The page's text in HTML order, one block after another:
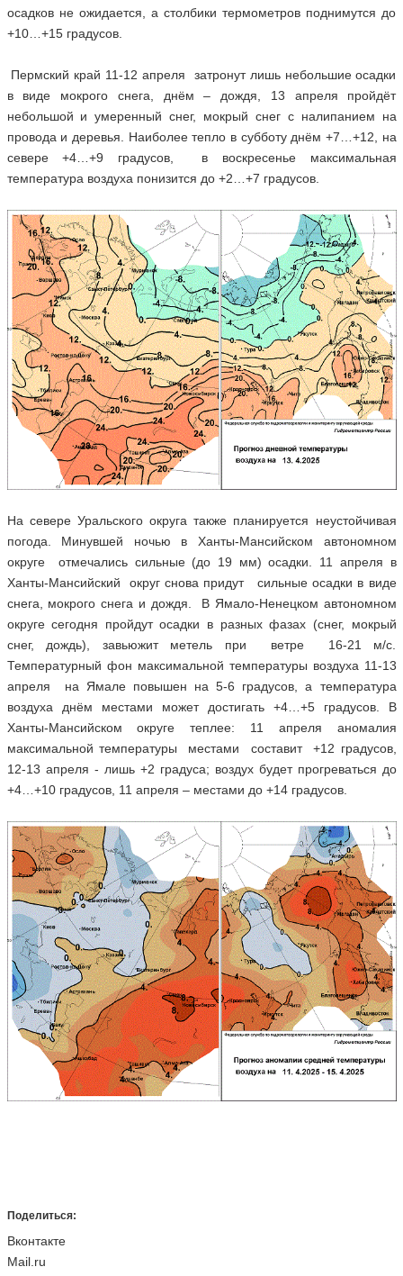
осадков не ожидается, а столбики термометров поднимутся до
+10…+15 градусов.
Пермский край 11-12 апреля затронут лишь небольшие осадки
в виде мокрого снега, днём – дождя, 13 апреля пройдёт
небольшой и умеренный снег, мокрый снег с налипанием на
провода и деревья. Наиболее тепло в субботу днём +7…+12, на
севере +4…+9 градусов, в воскресенье максимальная
температура воздуха понизится до +2…+7 градусов.
На севере Уральского округа также планируется неустойчивая
погода. Минувшей ночью в Ханты-Мансийском автономном
округе отмечались сильные (до 19 мм) осадки. 11 апреля в
Ханты-Мансийский округ снова придут сильные осадки в виде
снега, мокрого снега и дождя. В Ямало-Ненецком автономном
округе сегодня пройдут осадки в разных фазах (снег, мокрый
снег, дождь), завьюжит метель при ветре 16-21 м/с.
Температурный фон максимальной температуры воздуха 11-13
апреля на Ямале повышен на 5-6 градусов, а температура
воздуха днём местами может достигать +4…+5 градусов. В
Ханты-Мансийском округе теплее: 11 апреля аномалия
максимальной температуры местами составит +12 градусов,
12-13 апреля - лишь +2 градуса; воздух будет прогреваться до
+4…+10 градусов, 11 апреля – местами до +14 градусов.
Поделиться:
Вконтакте
Mail.ru